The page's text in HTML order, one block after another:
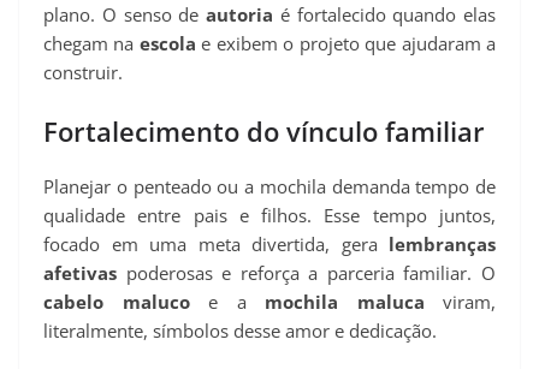
plano. O senso de autoria é fortalecido quando elas
chegam na escola e exibem o projeto que ajudaram a
construir.
Fortalecimento do vínculo familiar
Planejar o penteado ou a mochila demanda tempo de
qualidade entre pais e filhos. Esse tempo juntos,
focado em uma meta divertida, gera lembranças
afetivas poderosas e reforça a parceria familiar. O
cabelo malucoe a mochila maluca viram,
literalmente, símbolos desse amor e dedicação.